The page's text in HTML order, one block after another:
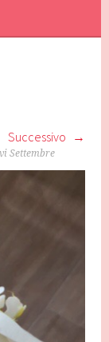
Successivo
Settembre